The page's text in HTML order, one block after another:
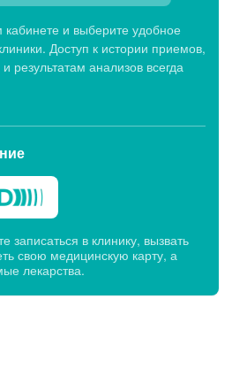
кабинете и выберите удобное
Доступ к истории приемов,
результатам анализов всегда
в клинику, вызвать
свою медицинскую карту, а
лекарства.